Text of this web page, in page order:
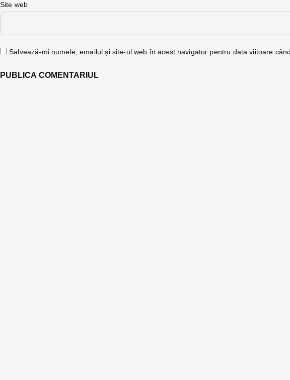
Site web
Salvează-mi numele, emailul și site-ul web în acest navigator pentru data viitoare